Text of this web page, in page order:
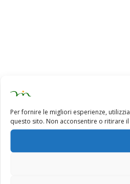
Per fornire le migliori esperienze,
questo sito. Non acconsentire o ritirare